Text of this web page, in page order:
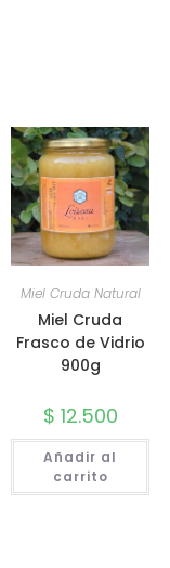
Miel Cruda Natural
Miel Cruda
Frasco de Vidrio
900g
$ 12.500
Añadir al
carrito